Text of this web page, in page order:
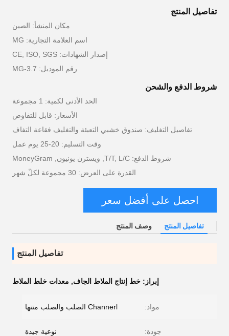
تفاصيل المنتج
مكان المنشأ: الصين
اسم العلامة التجارية: MG
إصدار الشهادات: CE, ISO, SGS
رقم الموديل: MG-3.7
شروط الدفع والشحن
الحد الأدنى لكمية: 1 مجموعة
الأسعار: قابل للتفاوض
تفاصيل التغليف: صندوق خشبي التعبئة والتغليف فقاعة التفاف
وقت التسليم: 20-25 يوم عمل
شروط الدفع: T/T, L/C, ويسترن يونيون, MoneyGram
القدرة على العرض: 30 مجموعة لكلّ شهر
احصل على أفضل سعر
تفاصيل المنتج وصف المنتج
تفاصيل المنتج
إبراز: خط إنتاج الملاط الجاف, معدات خلط الملاط
مواد: Channerl الصلب والصلب متنها
جودة: نوعية جيدة